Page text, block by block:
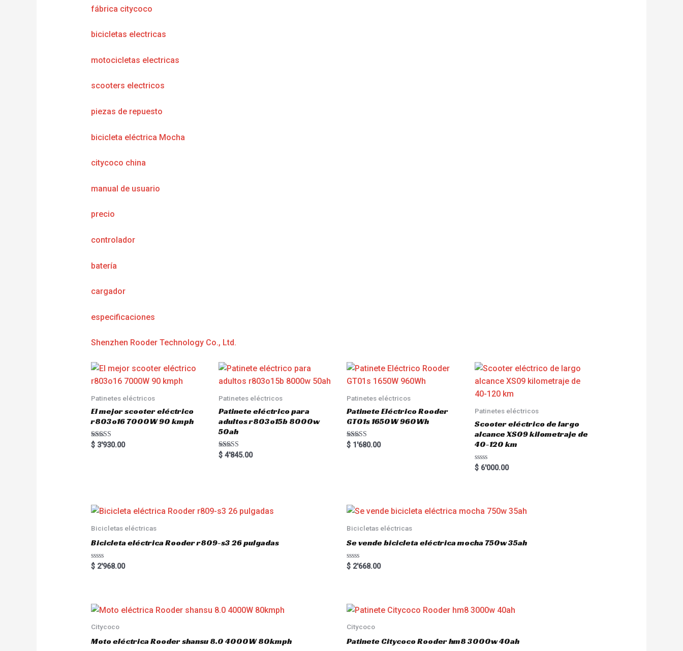
fábrica citycoco
bicicletas electricas
motocicletas electricas
scooters electricos
piezas de repuesto
bicicleta eléctrica Mocha
citycoco china
manual de usuario
precio
controlador
batería
cargador
especificaciones
Shenzhen Rooder Technology Co., Ltd.
Patinetes eléctricos
El mejor scooter eléctrico
r803o16 7000W 90 kmph
Rated
5.00
$3'930.00
Patinetes eléctricos
Patinete eléctrico para
adultos r803o15b 8000w
50ah
Rated
5.00
$ 4'845.00
Patinetes eléctricos
Patinete Eléctrico Rooder
GT01s 1650W 960Wh
Rated
5.00
$ 1'680.00
Patinetes eléctricos
Scooter eléctrico de largo
alcance XS09 kilometraje de
40-120 km
R
a
o
u
5
$6'000.00
Bicicletas eléctricas
Bicicleta eléctrica Rooder r809-s3 26 pulgadas
R
a
o
u
o
f
5
$2'968.00
Bicicletas eléctricas
Se vende bicicleta eléctrica mocha 750w 35ah
R
a
o
u
o
f
5
$ 2'668.00
Citycoco
Moto eléctrica Rooder shansu 8.0 4000W 80kmph
Citycoco
Patinete Citycoco Rooder hm8 3000w 40ah